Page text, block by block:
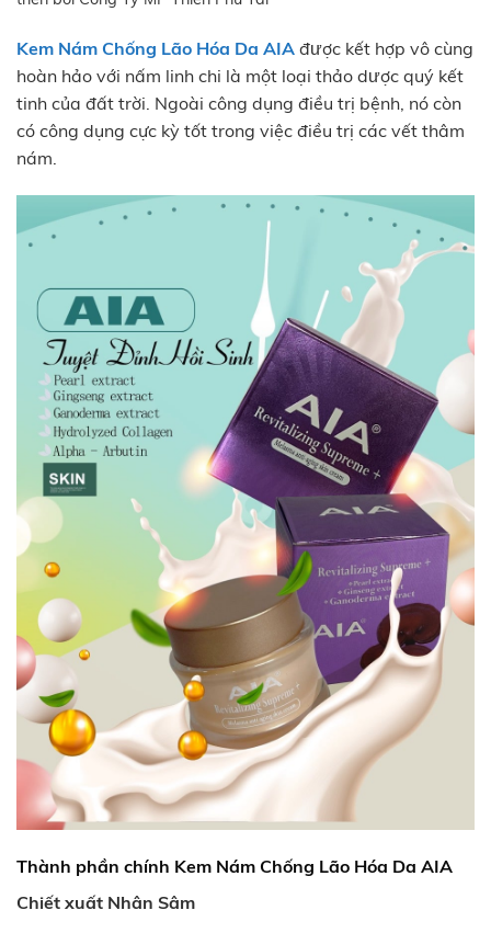
Kem Nám Chống Lão Hóa Da AIA được kết hợp vô cùng
hoàn hảo với nấm linh chi là một loại thảo dược quý kết
tinh của đất trời. Ngoài công dụng điều trị bệnh, nó còn
có công dụng cực kỳ tốt trong việc điều trị các vết thâm
nám.
Thành phần chính Kem Nám Chống Lão Hóa Da AIA
Chiết xuất Nhân Sâm